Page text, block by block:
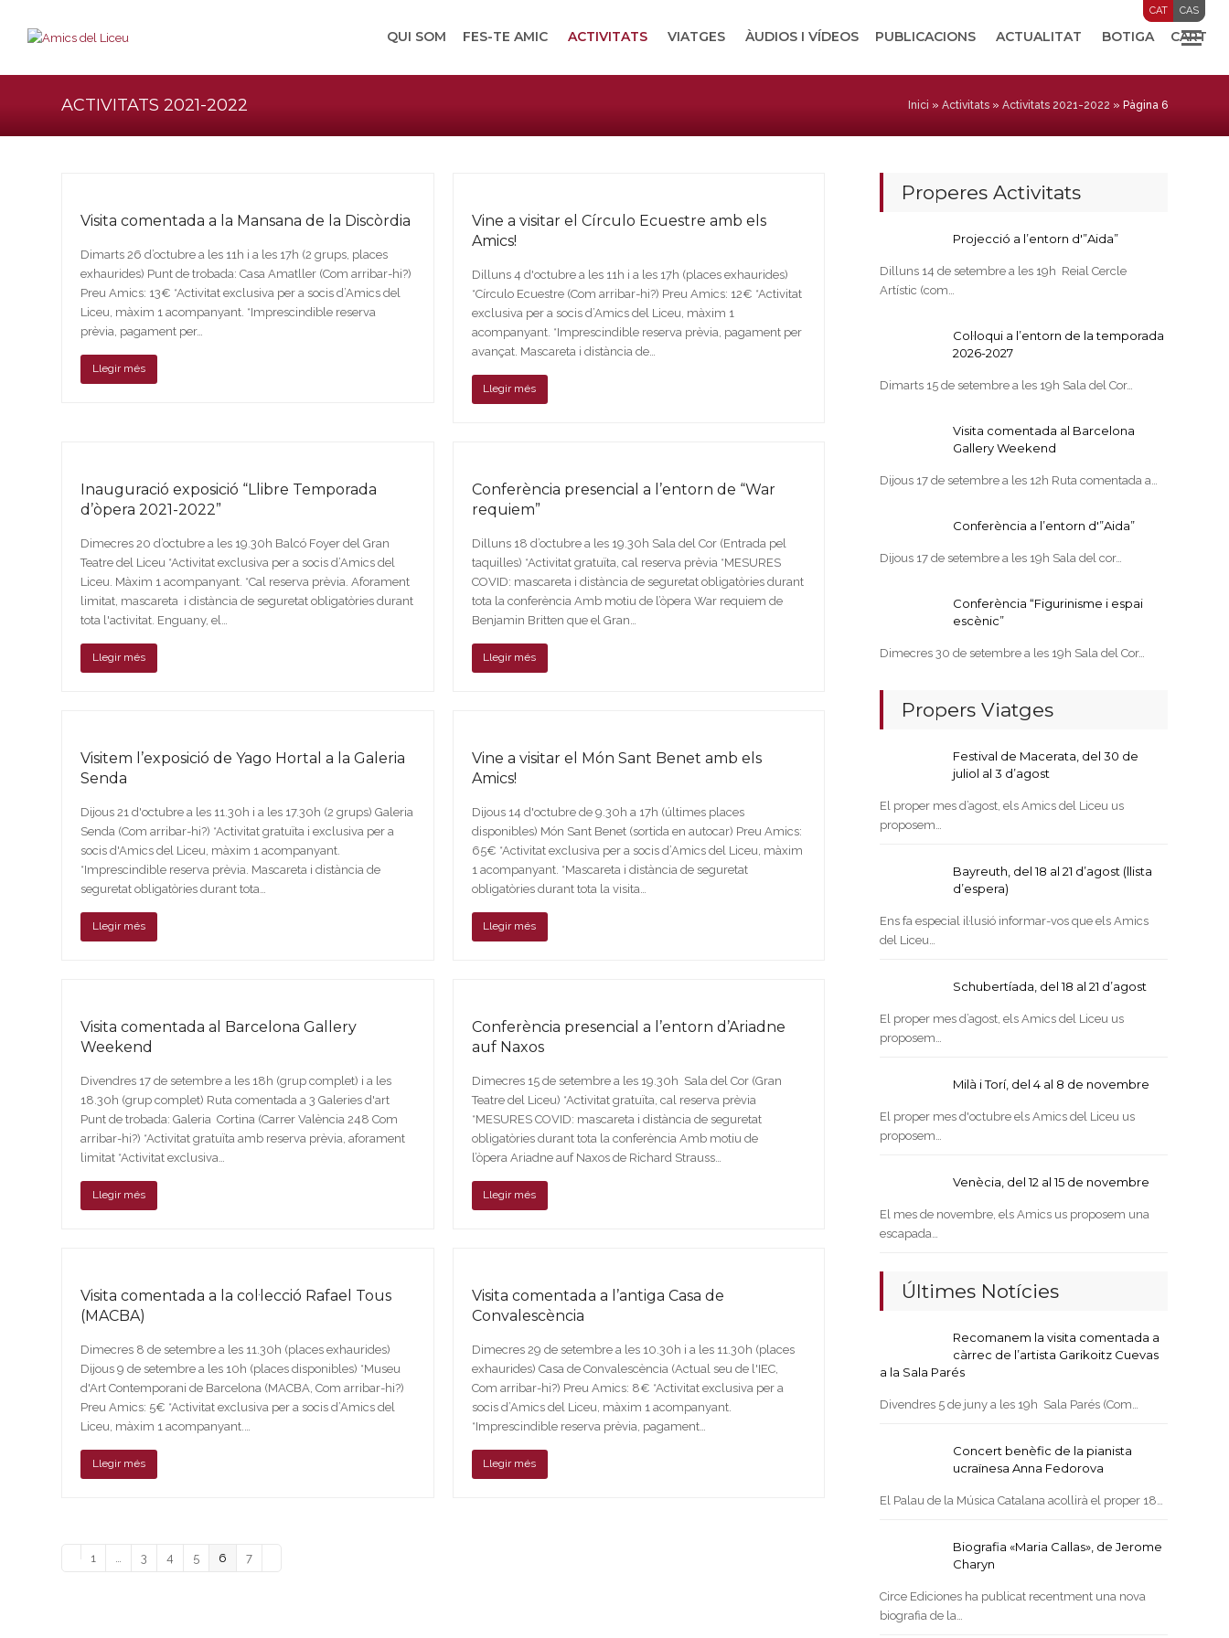
CAT CAS
QUI SOM FES-TE AMIC ACTIVITATS VIATGES ÀUDIOS I VÍDEOS PUBLICACIONS ACTUALITAT BOTIGA CART
ACTIVITATS 2021-2022 Inici » Activitats» Activitats 2021-2022 » Pàgina 6
Visita comentada a la Mansana de la Discòrdia
Dimarts 26 d’octubre a les 11h i a les 17h (2 grups, places
exhaurides) Punt de trobada: Casa Amatller (Com arribar-hi?)
Preu Amics: 13€ *Activitat exclusiva per a socis d’Amics del
Liceu, màxim 1 acompanyant. *Imprescindible reserva
prèvia, pagament per…
Llegir més
Vine a visitar el Círculo Ecuestre amb els
Amics!
Dilluns 4 d'octubre a les 11h i a les 17h (places exhaurides)
*Círculo Ecuestre (Com arribar-hi?) Preu Amics: 12€ *Activitat
exclusiva per a socis d’Amics del Liceu, màxim 1
acompanyant. *Imprescindible reserva prèvia, pagament per
avançat. Mascareta i distància de…
Llegir més
Inauguració exposició “Llibre Temporada
d’òpera 2021-2022”
Dimecres 20 d’octubre a les 19.30h Balcó Foyer del Gran
Teatre del Liceu *Activitat exclusiva per a socis d’Amics del
Liceu. Màxim 1 acompanyant. *Cal reserva prèvia. Aforament
limitat, mascareta i distància de seguretat obligatòries durant
tota l'activitat. Enguany, el…
Llegir més
Conferència presencial a l’entorn de “War
requiem”
Dilluns 18 d’octubre a les 19.30h Sala del Cor (Entrada pel
taquilles) *Activitat gratuïta, cal reserva prèvia *MESURES
COVID: mascareta i distància de seguretat obligatòries durant
tota la conferència Amb motiu de l’òpera War requiem de
Benjamin Britten que el Gran…
Llegir més
Visitem l’exposició de Yago Hortal a la Galeria
Senda
Dijous 21 d'octubre a les 11.30h i a les 17.30h (2 grups) Galeria
Senda (Com arribar-hi?) *Activitat gratuïta i exclusiva per a
socis d'Amics del Liceu, màxim 1 acompanyant.
*Imprescindible reserva prèvia. Mascareta i distància de
seguretat obligatòries durant tota…
Llegir més
Vine a visitar el Món Sant Benet amb els
Amics!
Dijous 14 d'octubre de 9.30h a 17h (últimes places
disponibles) Món Sant Benet (sortida en autocar) Preu Amics:
65€ *Activitat exclusiva per a socis d’Amics del Liceu, màxim
1 acompanyant. *Mascareta i distància de seguretat
obligatòries durant tota la visita…
Llegir més
Visita comentada al Barcelona Gallery
Weekend
Divendres 17 de setembre a les 18h (grup complet) i a les
18.30h (grup complet) Ruta comentada a 3 Galeries d'art
Punt de trobada: Galeria Cortina (Carrer València 248 Com
arribar-hi?) *Activitat gratuïta amb reserva prèvia, aforament
limitat *Activitat exclusiva…
Llegir més
Conferència presencial a l’entorn d’Ariadne
auf Naxos
Dimecres 15 de setembre a les 19.30h Sala del Cor (Gran
Teatre del Liceu) *Activitat gratuïta, cal reserva prèvia
*MESURES COVID: mascareta i distància de seguretat
obligatòries durant tota la conferència Amb motiu de
l’òpera Ariadne auf Naxos de Richard Strauss…
Llegir més
Visita comentada a la col·lecció Rafael Tous
(MACBA)
Dimecres 8 de setembre a les 11.30h (places exhaurides)
Dijous 9 de setembre a les 10h (places disponibles) *Museu
d'Art Contemporani de Barcelona (MACBA, Com arribar-hi?)
Preu Amics: 5€ *Activitat exclusiva per a socis d’Amics del
Liceu, màxim 1 acompanyant.…
Llegir més
Visita comentada a l’antiga Casa de
Convalescència
Dimecres 29 de setembre a les 10.30h i a les 11.30h (places
exhaurides) Casa de Convalescència (Actual seu de l'IEC,
Com arribar-hi?) Preu Amics: 8€ *Activitat exclusiva per a
socis d’Amics del Liceu, màxim 1 acompanyant.
*Imprescindible reserva prèvia, pagament…
Llegir més
Previous
Page
1 Page
3 Page
4 Page
5 Page
6 Page
7
Properes Activitats
Projecció a l’entorn d'”Aida”
Dilluns 14 de setembre a les 19h Reial Cercle
Artístic (com…
Col·loqui a l’entorn de la temporada
2026-2027
Dimarts 15 de setembre a les 19h Sala del Cor…
Visita comentada al Barcelona
Gallery Weekend
Dijous 17 de setembre a les 12h Ruta comentada a…
Conferència a l’entorn d'”Aida”
Dijous 17 de setembre a les 19h Sala del cor…
Conferència “Figurinisme i espai
escènic”
Dimecres 30 de setembre a les 19h Sala del Cor…
Propers Viatges
Festival de Macerata, del 30 de
juliol al 3 d’agost
El proper mes d’agost, els Amics del Liceu us
proposem…
Bayreuth, del 18 al 21 d’agost (llista
d’espera)
Ens fa especial il·lusió informar-vos que els Amics
del Liceu…
Schubertíada, del 18 al 21 d’agost
El proper mes d’agost, els Amics del Liceu us
proposem…
Milà i Torí, del 4 al 8 de novembre
El proper mes d'octubre els Amics del Liceu us
proposem…
Venècia, del 12 al 15 de novembre
El mes de novembre, els Amics us proposem una
escapada…
Últimes Notícies
Recomanem la visita comentada a
càrrec de l’artista Garikoitz Cuevas
a la Sala Parés
Divendres 5 de juny a les 19h Sala Parés (Com…
Concert benèfic de la pianista
ucraïnesa Anna Fedorova
El Palau de la Música Catalana acollirà el proper 18…
Biografia «Maria Callas», de Jerome
Charyn
Circe Ediciones ha publicat recentment una nova
biografia de la…